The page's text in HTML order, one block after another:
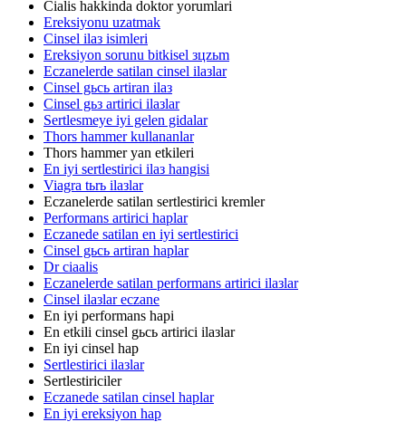
Cialis hakkinda doktor yorumlari
Ereksiyonu uzatmak
Cinsel ilaз isimleri
Ereksiyon sorunu bitkisel зцzьm
Eczanelerde satilan cinsel ilaзlar
Cinsel gьcь artiran ilaз
Cinsel gьз artirici ilaзlar
Sertlesmeye iyi gelen gidalar
Thors hammer kullananlar
Thors hammer yan etkileri
En iyi sertlestirici ilaз hangisi
Viagra tьrь ilaзlar
Eczanelerde satilan sertlestirici kremler
Performans artirici haplar
Eczanede satilan en iyi sertlestirici
Cinsel gьcь artiran haplar
Dr ciaalis
Eczanelerde satilan performans artirici ilaзlar
Cinsel ilaзlar eczane
En iyi performans hapi
En etkili cinsel gьcь artirici ilaзlar
En iyi cinsel hap
Sertlestirici ilaзlar
Sertlestiriciler
Eczanede satilan cinsel haplar
En iyi ereksiyon hap